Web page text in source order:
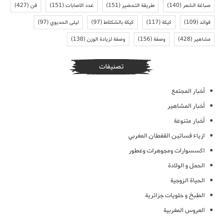
صباغة الشعر(140) طريقة التحضير(151) عدد الاصابات(151) فن(427)
فوائد(109) كيكة(117) كيكة بالشكلاط(97) ليلى الحديوي(97)
مشاهير(428) وصفة(156) وصفة لزيادة الوزن(138)
تصنيفات
أخبار المجتمع
أخبار المشاهير
أخبار متنوعة
ازياء فساتين القفطان المغربي
اكسسوارات ومجوهرات وعطور
الحمل و الولادة
الحياة الزوجية
الطبخ و حلويات جزائرية
العروس المغربية